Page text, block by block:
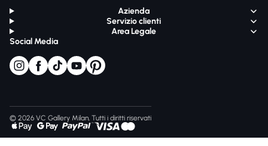
Azienda
Servizio clienti
Area Legale
Social Media
© 2026 VC Gallery Milan, Tutti i diritti riservati